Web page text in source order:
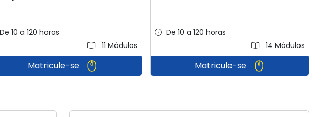
De 10 a 120 horas
11 Módulos
Matricule-se
De 10 a 120 horas
14 Módulos
Matricule-se